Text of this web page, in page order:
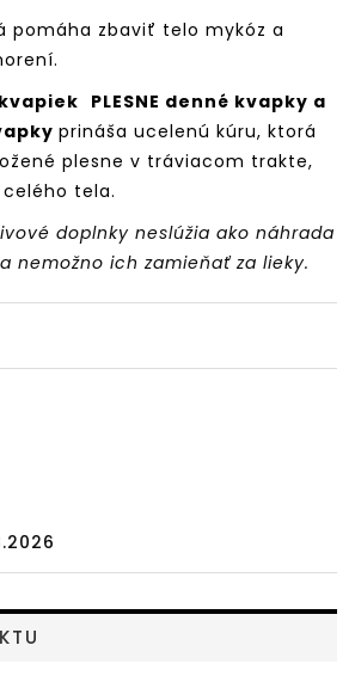
pomáha zbaviť telo mykóz a
PLESNE denné kvapky a
prináša ucelenú kúru, ktorá
plesne v tráviacom trakte,
tela.
doplnky neslúžia ako náhrada
nemožno ich zamieňať za lieky.